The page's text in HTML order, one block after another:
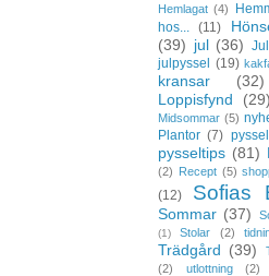
Hemlagat (4)
hos...
(11)
(39) jul (36)
julpyssel
(19)
kransar (32)
Loppisfynd (29)
Midsommar (5)
Plantor (7) pyssel
pysseltips (81)
(2) Recept (5)
(12)
Sofias
Sommar (37)
(1)
Stolar (2)
Trädgård (39)
(2)
utlottning (2)